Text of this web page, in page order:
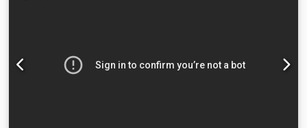
manivela Ligero daño en la tapa (ver fotos) Espacio
requerido (largo x ancho x alto): 1200 x 650 x 1900 mm